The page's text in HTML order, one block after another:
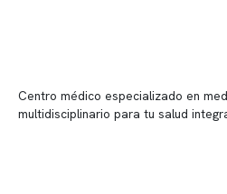
Centro médico especializado en
multidisciplinario para tu salud